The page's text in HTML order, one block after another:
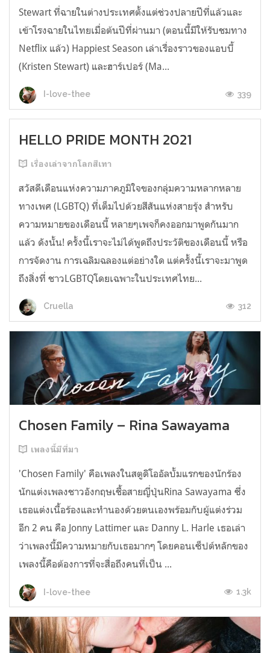
Stewart ที่ฉายในต่างประเทศตั้งแต่ช่วงปลายปีที่แล้วและ
เข้าโรงฉายในไทยเมื่อต้นปีที่ผ่านมา (ตอนนี้มีให้รับชมทาง
Netflix แล้ว) Happiest Season เล่าเรื่องราวของแอบบี้
(Kristen Stewart) และฮาร์เปอร์ (Ma...
I-love-thee 339
HELLO PRIDE MONTH 2021
เรื่องเล่าจากโลกสีเทา
สวัสดีเดือนแห่งความภาคภูมิใจของกลุ่มความหลากหลาย
ทางเพศ (LGBTQ) ที่เต็มไปด้วยสีสันแห่งสายรุ้ง สำหรับ
ความหมายของเดือนนี้ หลายๆเพจก็คงออกมาพูดกันมาก
แล้ว ดังนั้น! ครั้งนี้เราจะไม่ได้พูดถึงประวัติของเดือนนี้ หรือ
การจัดงาน การเฉลิมฉลองแต่อย่างใด แต่ครั้งนี้เราจะมาพูด
ถึงสิ่งที่ ชาวLGBTQโดยเฉพาะในประเทศไทย...
Cruella 312
Chosen Family – Rina Sawayama
เพลงนี้มีที่มา
'Chosen Family' คือเพลงในสตูดิโออัลบั้มแรกของนักร้อง
นักแต่งเพลงชาวอังกฤษเชื้อสายญี่ปุ่นRina Sawayama ซึ่ง
เธอแต่งเนื้อร้องและทำนองด้วยตนเองพร้อมกับผู้แต่งร่วม
อีก 2 คน คือ Jonny Lattimer และ Danny L. Harle เธอเล่า
ว่าเพลงนี้มีความหมายกับเธอมากๆ โดยคอนเซ็ปต์หลักของ
เพลงนี้คือต้องการที่จะสื่อถึงคนที่เป็น ...
I-love-thee 1.3k